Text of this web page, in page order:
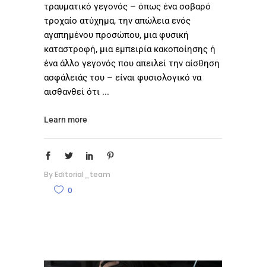
τραυματικό γεγονός – όπως ένα σοβαρό
τροχαίο ατύχημα, την απώλεια ενός
αγαπημένου προσώπου, μια φυσική
καταστροφή, μια εμπειρία κακοποίησης ή
ένα άλλο γεγονός που απειλεί την αίσθηση
ασφάλειάς του – είναι φυσιολογικό να
αισθανθεί ότι
Learn more
By Editorial_team
0